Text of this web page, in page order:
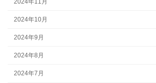
2024年10月
2024年9月
2024年8月
2024年7月